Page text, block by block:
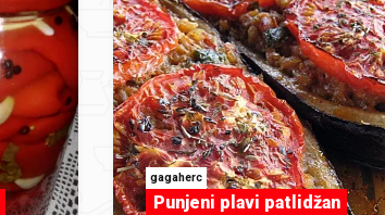
gagaherc
Punjeni plavi patlidžan